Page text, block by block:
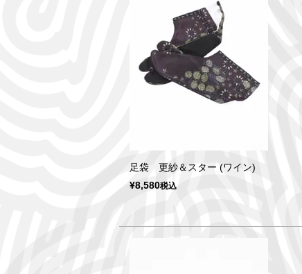
足袋 更紗＆スター (ワイン)
¥8,580税込